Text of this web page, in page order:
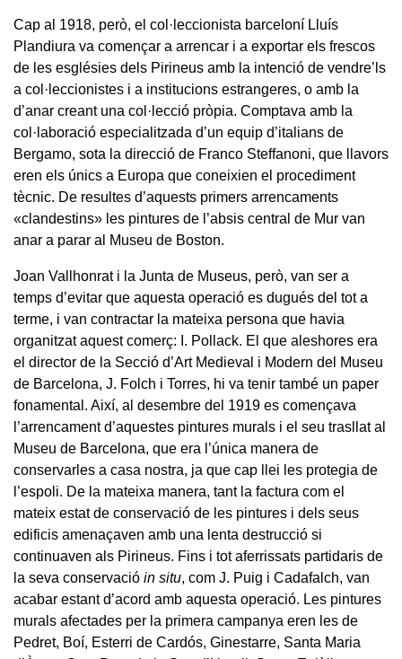
Cap al 1918, però, el col·leccionista barceloní Lluís
Plandiura va començar a arrencar i a exportar els frescos
de les esglésies dels Pirineus amb la intenció de vendre’ls
a col·leccionistes i a institucions estrangeres, o amb la
d’anar creant una col·lecció pròpia. Comptava amb la
col·laboració especialitzada d’un equip d’italians de
Bergamo, sota la direcció de Franco Steffanoni, que llavors
eren els únics a Europa que coneixien el procediment
tècnic. De resultes d’aquests primers arrencaments
«clandestins» les pintures de l’absis central de Mur van
anar a parar al Museu de Boston.
Joan Vallhonrat i la Junta de Museus, però, van ser a
temps d’evitar que aquesta operació es dugués del tot a
terme, i van contractar la mateixa persona que havia
organitzat aquest comerç: I. Pollack. El que aleshores era
el director de la Secció d’Art Medieval i Modern del Museu
de Barcelona, J. Folch i Torres, hi va tenir també un paper
fonamental. Així, al desembre del 1919 es començava
l’arrencament d’aquestes pintures murals i el seu trasllat al
Museu de Barcelona, que era l’única manera de
conservarles a casa nostra, ja que cap llei les protegia de
l’espoli. De la mateixa manera, tant la factura com el
mateix estat de conservació de les pintures i dels seus
edificis amenaçaven amb una lenta destrucció si
continuaven als Pirineus. Fins i tot aferrissats partidaris de
la seva conservació in situ, com J. Puig i Cadafalch, van
acabar estant d’acord amb aquesta operació. Les pintures
murals afectades per la primera campanya eren les de
Pedret, Boí, Esterri de Cardós, Ginestarre, Santa Maria